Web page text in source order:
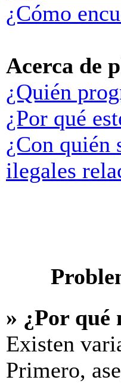
¿Cómo
Acerca de
¿Quién
¿Por qué
¿Con quién
ilegales
» ¿Por qué
Existen
Primero,